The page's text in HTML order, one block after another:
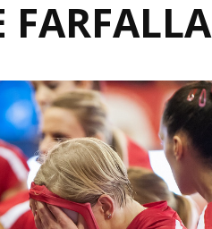
FARFALLA